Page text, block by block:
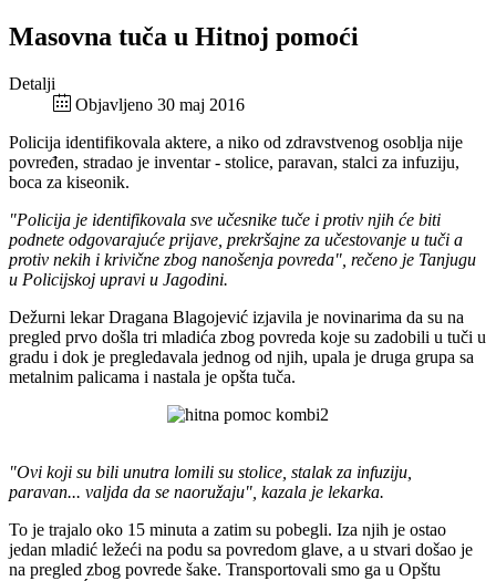
Masovna tuča u Hitnoj pomoći
Detalji
Objavljeno 30 maj 2016
Policija identifikovala aktere, a niko od zdravstvenog osoblja nije
povređen, stradao je inventar - stolice, paravan, stalci za infuziju,
boca za kiseonik.
"Policija je identifikovala sve učesnike tuče i protiv njih će biti
podnete odgovarajuće prijave, prekršajne za učestovanje u tuči a
protiv nekih i krivične zbog nanošenja povreda", rečeno je Tanjugu
u Policijskoj upravi u Jagodini.
Dežurni lekar Dragana Blagojević izjavila je novinarima da su na
pregled prvo došla tri mladića zbog povreda koje su zadobili u tuči u
gradu i dok je pregledavala jednog od njih, upala je druga grupa sa
metalnim palicama i nastala je opšta tuča.
"Ovi koji su bili unutra lomili su stolice, stalak za infuziju,
paravan... valjda da se naoružaju", kazala je lekarka.
To je trajalo oko 15 minuta a zatim su pobegli. Iza njih je ostao
jedan mladić ležeći na podu sa povredom glave, a u stvari došao je
na pregled zbog povrede šake. Transportovali smo ga u Opštu